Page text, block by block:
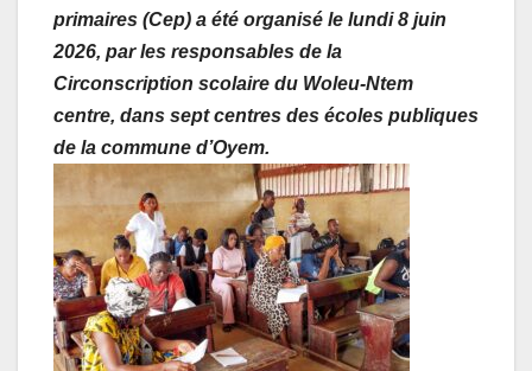
primaires (Cep) a été organisé le lundi 8 juin
2026, par les responsables de la
Circonscription scolaire du Woleu-Ntem
centre, dans sept centres des écoles publiques
de la commune d’Oyem.